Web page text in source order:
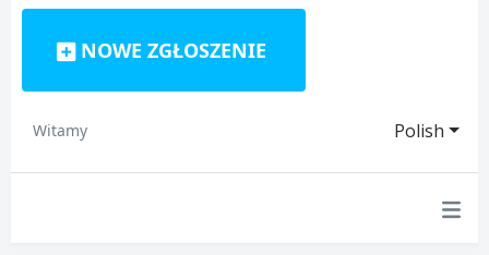
NOWE ZGŁOSZENIE
Polish
Witamy